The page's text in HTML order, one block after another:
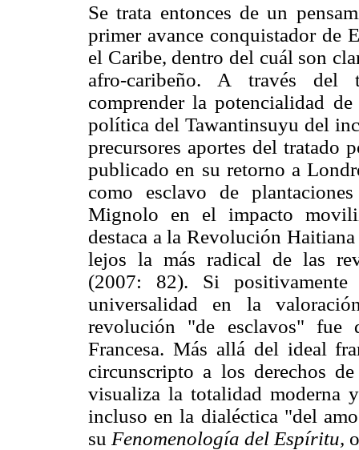
Se trata entonces de un
primer avance conquistador de
el Caribe, dentro del cuál son
afro-caribeño. A través del
comprender la potencialidad
política del Tawantinsuyu del
precursores aportes del tratado
publicado en su retorno a
como esclavo de
Mignolo en el impacto
destaca a la Revolución
lejos la más radical de las
(2007: 82). Si
universalidad en la
revolución "de esclavos" fue
Francesa. Más allá del ideal
circunscripto a los derechos
visualiza la totalidad moderna
incluso en la dialéctica "del
su Fenomenología del Espíritu,